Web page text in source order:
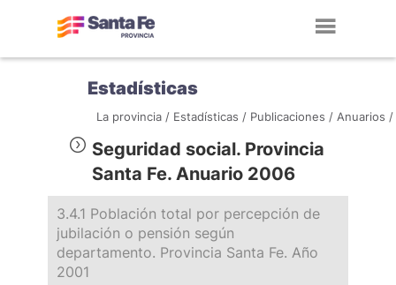
Estadísticas
La provincia / Estadísticas / Publicaciones / Anuarios /
Seguridad social. Provincia
Santa Fe. Anuario 2006
3.4.1 Población total por percepción de
jubilación o pensión según
departamento. Provincia Santa Fe. Año
2001